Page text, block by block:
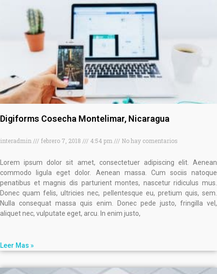
Digiforms Cosecha Montelimar, Nicaragua
interadmin febrero 7, 2018 4:54 pm No hay comentarios
Lorem ipsum dolor sit amet, consectetuer adipiscing elit. Aenean
commodo ligula eget dolor. Aenean massa. Cum sociis natoque
penatibus et magnis dis parturient montes, nascetur ridiculus mus.
Donec quam felis, ultricies nec, pellentesque eu, pretium quis, sem.
Nulla consequat massa quis enim. Donec pede justo, fringilla vel,
aliquet nec, vulputate eget, arcu. In enim justo,
Leer Mas »